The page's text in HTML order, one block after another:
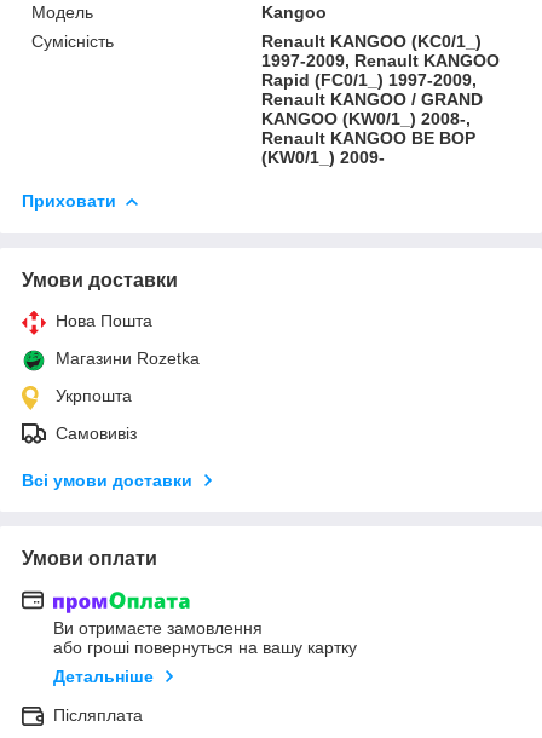
Модель
Kangoo
Сумісність
Renault KANGOO (KC0/1_)
1997-2009, Renault KANGOO
Rapid (FC0/1_) 1997-2009,
Renault KANGOO / GRAND
KANGOO (KW0/1_) 2008-,
Renault KANGOO BE BOP
(KW0/1_) 2009-
Приховати
Умови доставки
Нова Пошта
Магазини Rozetka
Укрпошта
Самовивіз
Всі умови доставки
Умови оплати
Ви отримаєте замовлення
або гроші повернуться на вашу картку
Детальніше
Післяплата